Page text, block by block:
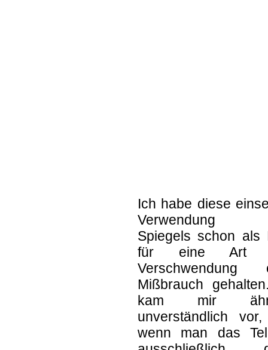
Ich habe diese
Verwendung
Spiegels schon als
für eine Art
Verschwendung
Mißbrauch
kam mir
unverständlich
wenn man das